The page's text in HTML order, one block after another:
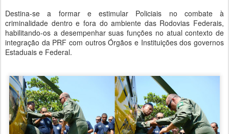
Destina-se a formar e estimular Policiais no combate à
criminalidade dentro e fora do ambiente das Rodovias Federais,
habilitando-os a desempenhar suas funções no atual contexto de
integração da PRF com outros Órgãos e Instituições dos governos
Estaduais e Federal.